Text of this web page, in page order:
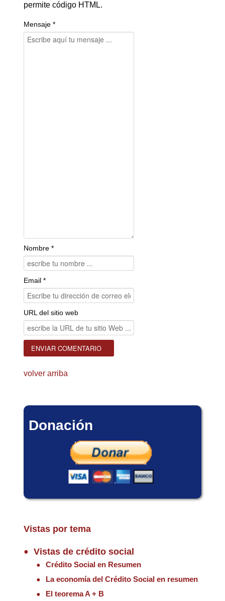
permite código HTML.
Mensaje *
Nombre *
Email *
URL del sitio web
volver arriba
Donación
Vistas por tema
Vistas de crédito social
Crédito Social en Resumen
La economía del Crédito Social en resumen
El teorema A + B